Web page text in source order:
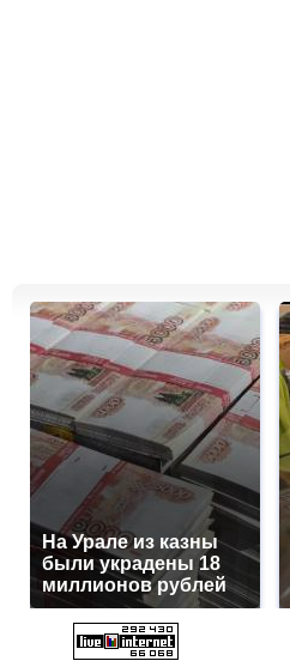
На Урале из казны
были украдены 18
миллионов рублей